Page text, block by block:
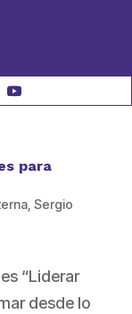
para
, Sergio
“Liderar
desde lo